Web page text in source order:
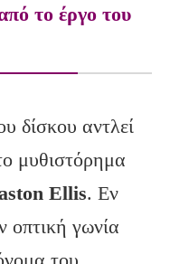
το έργο του
δίσκου αντλεί
μυθιστόρημα
Ellis. Εν
οπτική γωνία